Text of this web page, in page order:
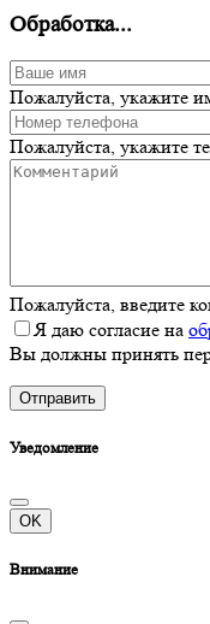
Обработка...
Пожалуйста, укажите
Пожалуйста, укажите
Пожалуйста, введите
Я даю согласие на
Вы должны принять
Отправить
Уведомление
OK
Внимание